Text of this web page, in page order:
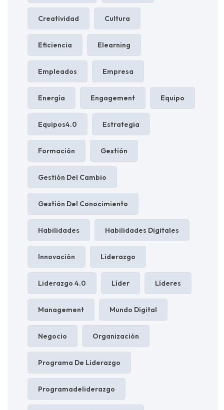
Creatividad Cultura
Eficiencia Elearning
Empleados Empresa
Energía Engagement Equipo
Equipos4.0 Estrategia
Formación Gestión
Gestión Del Cambio
Gestión Del Conocimiento
Habilidades Habilidades Digitales
Innovación Liderazgo
Liderazgo 4.0 Líder Líderes
Management Mundo Digital
Negocio Organización
Programa De Liderazgo
Programadeliderazgo